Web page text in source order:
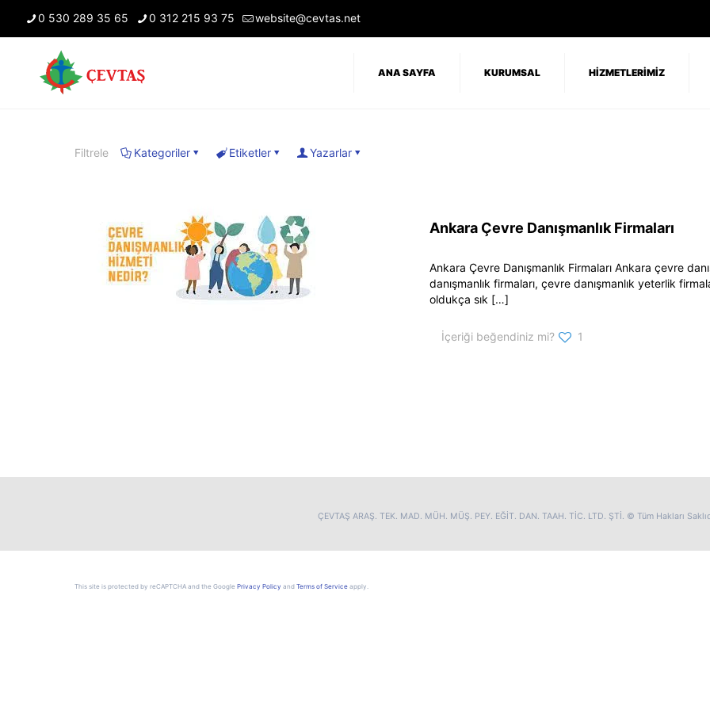
0 530 289 35 65 0 312 215 93 75 website@cevtas.net
ANA SAYFA KURUMSAL HİZMETLERİMİZ
Filtrele Kategoriler Etiketler Yazarlar
Ankara Çevre Danışmanlık Firmaları
Ankara Çevre Danışmanlık Firmaları Ankara çevre
danışmanlık firmaları, çevre danışmanlık yeterlik
oldukça sık […]
İçeriği beğendiniz mi? 1
ÇEVTAŞ ARAŞ. TEK. MAD. MÜH. MÜŞ. PEY. EĞİT. DAN. TAAH. TİC. LTD. ŞTİ. © Tüm Hakları
This site is protected by reCAPTCHA and the Google Privacy Policy and Terms of Service apply.